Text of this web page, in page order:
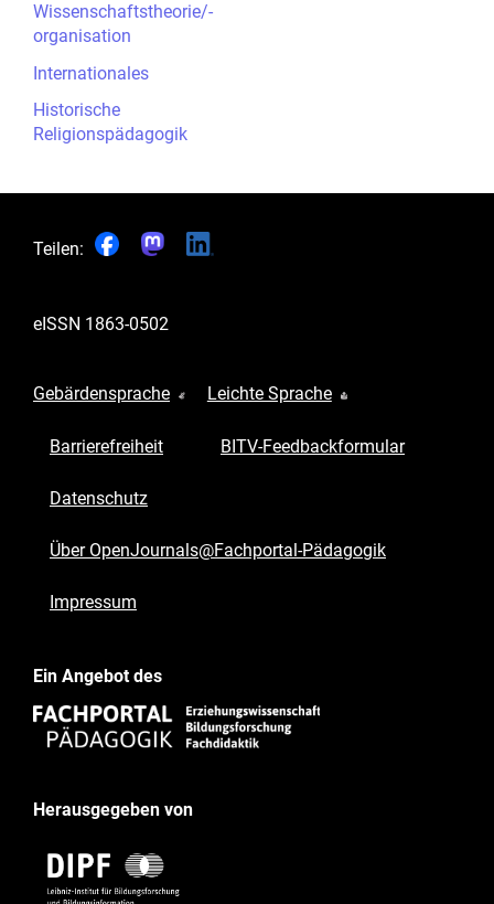
Wissenschaftstheorie/-
organisation
Internationales
Historische
Religionspädagogik
Teilen:
eISSN 1863-0502
Gebärdensprache Leichte Sprache
Barrierefreiheit BITV-Feedbackformular
Datenschutz
Über OpenJournals@Fachportal-Pädagogik
Impressum
Ein Angebot des
Herausgegeben von